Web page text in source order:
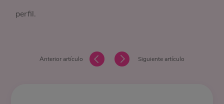
perfil.
Anterior artículo Siguiente artículo